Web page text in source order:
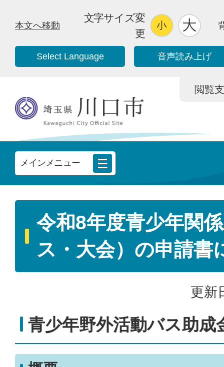
本文へ移動
文字サイズ変
更
Select Language 音声読み上げ
閲覧
メインメニュー
令和8年度青少年関
ス・大会）の申請書
更新
青少年野外活動バス助成